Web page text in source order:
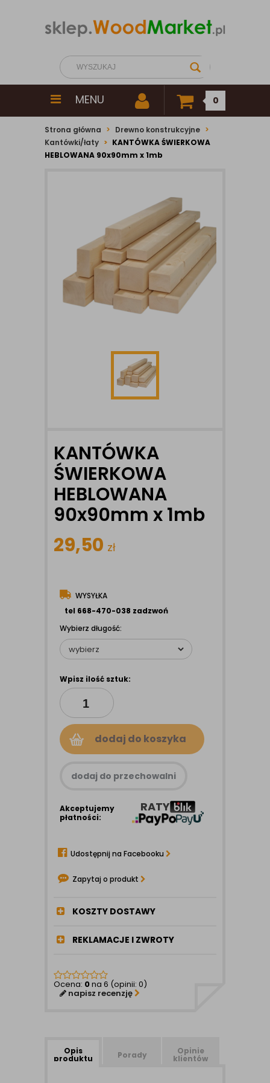
MENU 0
Strona główna
Drewno konstrukcyjne
Kantówki/łaty
KANTÓWKA ŚWIERKOWA
HEBLOWANA 90x90mm x 1mb
KANTÓWKA
ŚWIERKOWA
HEBLOWANA
90x90mm x 1mb
29,50 zł
WYSYŁKA
tel 668-470-038 zadzwoń
Wybierz długość:
Wpisz ilość sztuk:
dodaj do koszyka
dodaj do przechowalni
Akceptujemy
płatności:
RATY
Udostępnij na Facebooku
Zapytaj o produkt
KOSZTY DOSTAWY
REKLAMACJE I ZWROTY
Ocena: 0na 6 (opinii: 0)
napisz recenzję
Opis
produktu Porady Opinie
klientów